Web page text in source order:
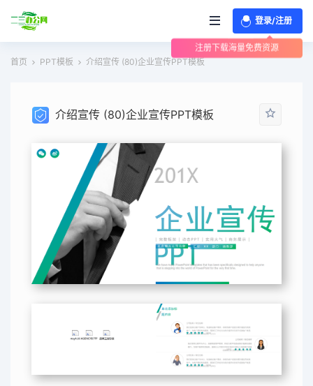
登录/注册
注册下载海量免费资源
首页
PPT模板 介绍宣传 (80)企业宣传PPT模板
介绍宣传 (80)企业宣传PPT模板